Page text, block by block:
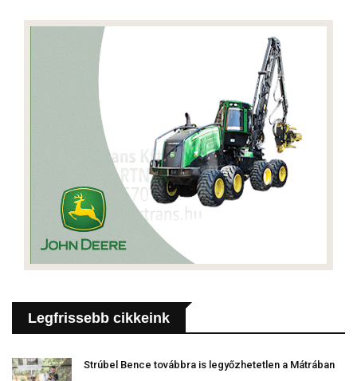
Legfrissebb cikkeink
Strúbel Bence továbbra is legyőzhetetlen a Mátrában